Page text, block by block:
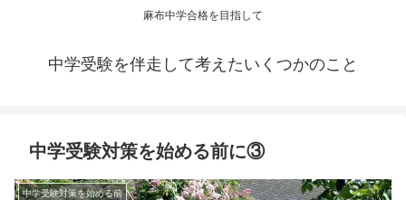
麻布中学合格を目指して
中学受験を伴走して考えたいくつかのこと
中学受験対策を始める前に③
中学受験対策を始める前